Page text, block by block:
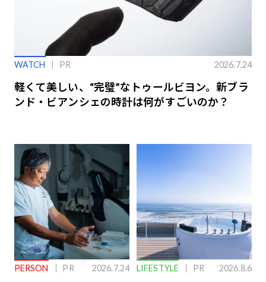
WATCH PR 2026.7.24
軽くて美しい、“完璧”なトゥールビヨン。新ブラ
ンド・ビアンシェの時計は何がすごいのか？
PERSON PR 2026.7.24 LIFESTYLE PR 2026.8.6